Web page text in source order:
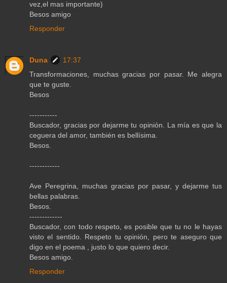
vez,el mas importante)
Besos amigo
Responder
Duna
17:37
Transformaciones, muchas gracias por pasar. Me alegra
que te guste.
Besos
-----------
Buscador, gracias por dejarme tu opinión. La mía es que la
ceguera del amor, también es bellísima.
Besos.
------------
Ave Peregrina, muchas gracias por pasar, y dejarme tus
bellas palabras.
Besos.
-------------
Buscador, con todo respeto, es posible que tu no le hayas
visto el sentido. Respeto tu opinión, pero te aseguro que
digo en el poema , justo lo que quiero decir.
Besos amigo.
Responder